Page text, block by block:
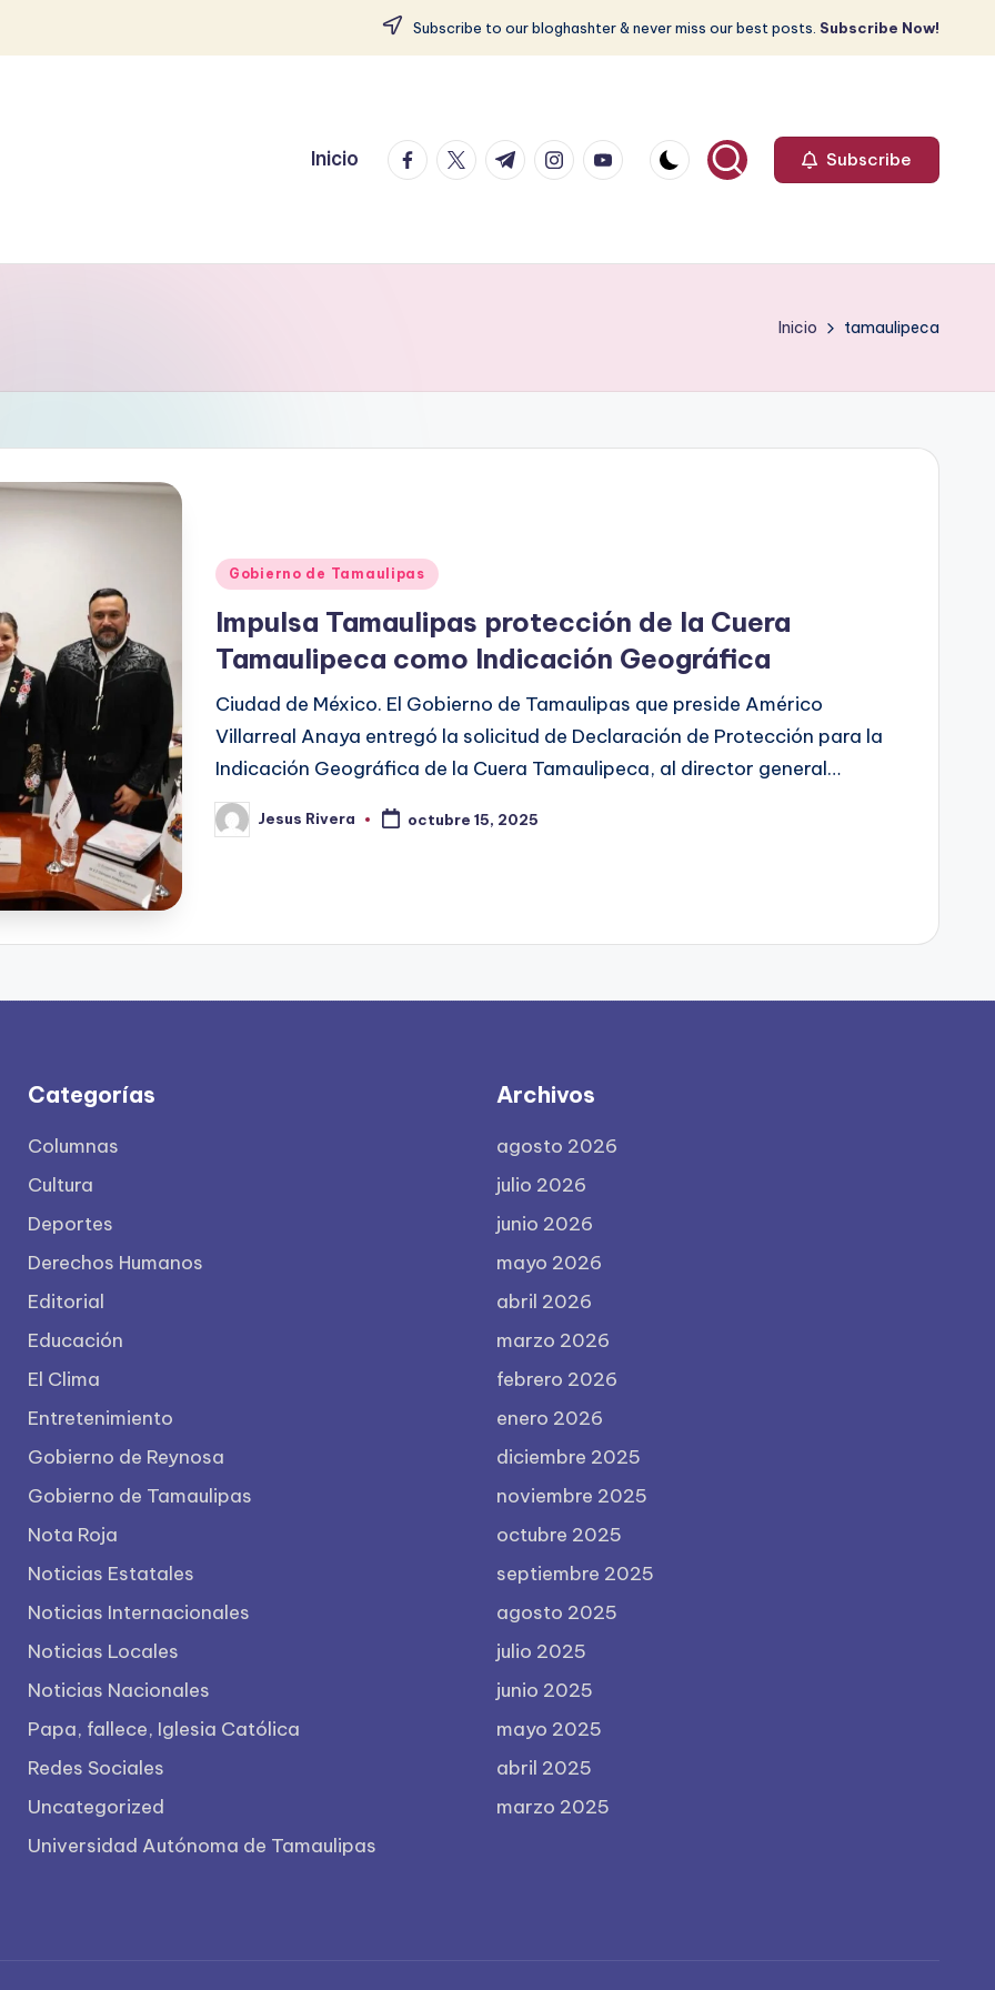
Subscribe to our bloghashter & never miss our best posts. Subscribe Now!
Inicio facebook.com
twitter.com
t.me instagram.com
youtube.com Subscribe
Inicio tamaulipeca
Publicado
Gobierno de Tamaulipas
Impulsa Tamaulipas protección de la Cuera
Tamaulipeca como Indicación Geográfica
Ciudad de México. El Gobierno de Tamaulipas que preside Américo
Villarreal Anaya entregó la solicitud de Declaración de Protección para la
Indicación Geográfica de la Cuera Tamaulipeca, al director general…
Publicado
por
Jesus Rivera octubre 15, 2025
Categorías
Columnas
Cultura
Deportes
Derechos Humanos
Editorial
Educación
El Clima
Entretenimiento
Gobierno de Reynosa
Gobierno de Tamaulipas
Nota Roja
Noticias Estatales
Noticias Internacionales
Noticias Locales
Noticias Nacionales
Papa, fallece, Iglesia Católica
Redes Sociales
Uncategorized
Universidad Autónoma de Tamaulipas
Archivos
agosto 2026
julio 2026
junio 2026
mayo 2026
abril 2026
marzo 2026
febrero 2026
enero 2026
diciembre 2025
noviembre 2025
octubre 2025
septiembre 2025
agosto 2025
julio 2025
junio 2025
mayo 2025
abril 2025
marzo 2025